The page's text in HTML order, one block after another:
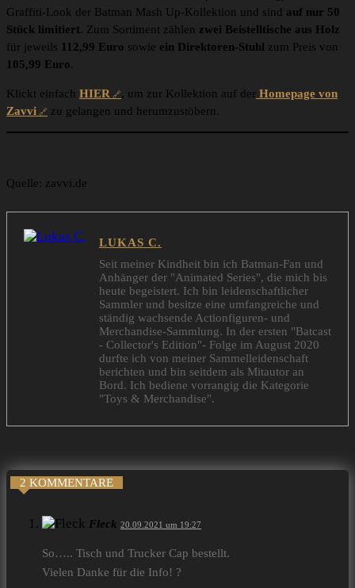
Graffiti-Look der Batman Mash Up-Kollektion und sind auf nur 50
Stück limitiert. Zum Sortiment zählen zwei Beistelltische aus Holz
für jeweils 112,99 Euro sowie ein Direktoren-Stuhl zum Preis von
105,99 Euro.
Klickt einfach HIER , um zur Kollektion auf der Homepage von
Zavvi
zu gelangen und herumzustöbern.
Quelle: zavvi.de
LUKAS C.
Seit meiner Kindheit bin ich Batman-Fan und
Anhänger der "Animated Series", die mich bis
heute begeistert. Ich bin leidenschaftlicher
Sammler und besitze eine umfangreiche und
ständig wachsende Actionfiguren- und
Merchandise-Sammlung. In der ersten "Batcast
- Collector's Edition"- Folge im August 2020
durfte ich von meiner Sammelleidenschaft
berichten und bin seitdem als Mitautor an
Bord. Ich bediene vorrangig die Kategorie
"Toys & Merchandise".
2 KOMMENTARE
Fleck 20.09.2021 um 19:27
So….. Tisch und Trucker Cap bestellt.
Vielen Danke für die Info! ?